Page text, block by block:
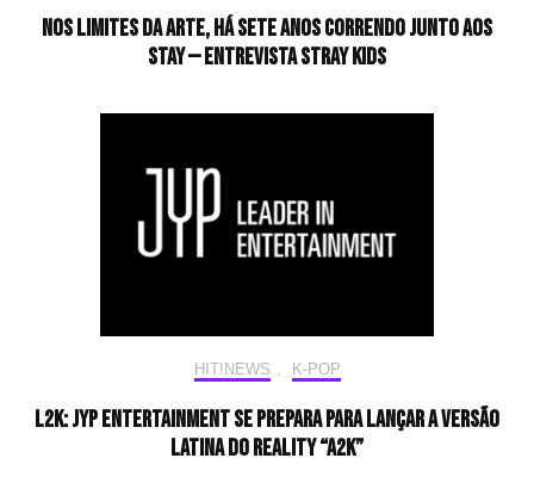
Nos limites da arte, há sete anos correndo junto aos
STAY — Entrevista Stray Kids
HIT!NEWS K-POP
L2K: JYP Entertainment se prepara para lançar a versão
latina do reality “A2K”